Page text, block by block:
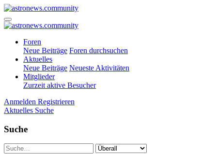
Foren
Neue Beiträge Foren durchsuchen
Aktuelles
Neue Beiträge Neueste Aktivitäten
Mitglieder
Zurzeit aktive Besucher
Anmelden Registrieren
Aktuelles Suche
Suche